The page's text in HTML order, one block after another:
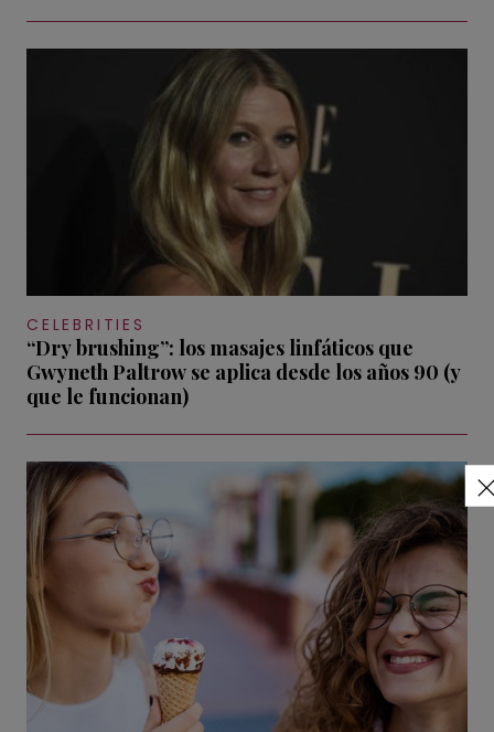
CELEBRITIES
“Dry brushing”: los masajes linfáticos que
Gwyneth Paltrow se aplica desde los años 90 (y
que le funcionan)